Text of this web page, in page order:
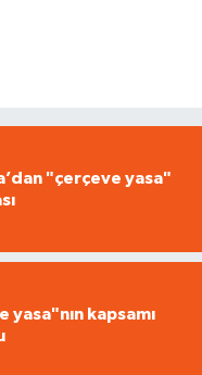
"çerçeve yasa"
yasa"nın kapsamı